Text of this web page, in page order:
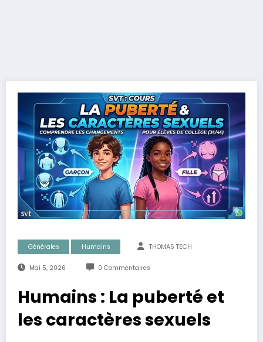
Générales Humains THOMAS TECH
Mai 5, 2026 0 Commentaires
Humains : La puberté et
les caractères sexuels